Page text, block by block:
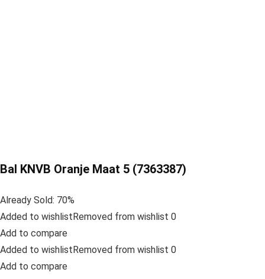
Bal KNVB Oranje Maat 5 (7363387)
Already Sold: 70%
Added to wishlistRemoved from wishlist 0
Add to compare
Added to wishlistRemoved from wishlist 0
Add to compare